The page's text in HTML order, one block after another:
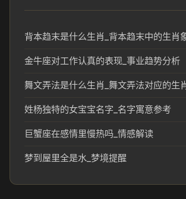
金牛座对工作认真的表现_事业趋势分析
舞文弄法是什么生肖_舞文弄法对应的生
姓杨独特的女宝宝名字_名字寓意参考
巨蟹座在感情里慢热吗_情感解读
梦到屋里全是水_梦境提醒